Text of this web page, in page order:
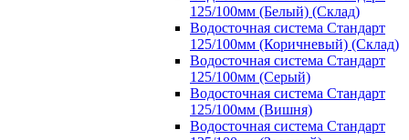
125/100мм (Белый) (Склад)
Водосточная система Стандарт
125/100мм (Коричневый) (Склад)
Водосточная система Стандарт
125/100мм (Серый)
Водосточная система Стандарт
125/100мм (Вишня)
Водосточная система Стандарт